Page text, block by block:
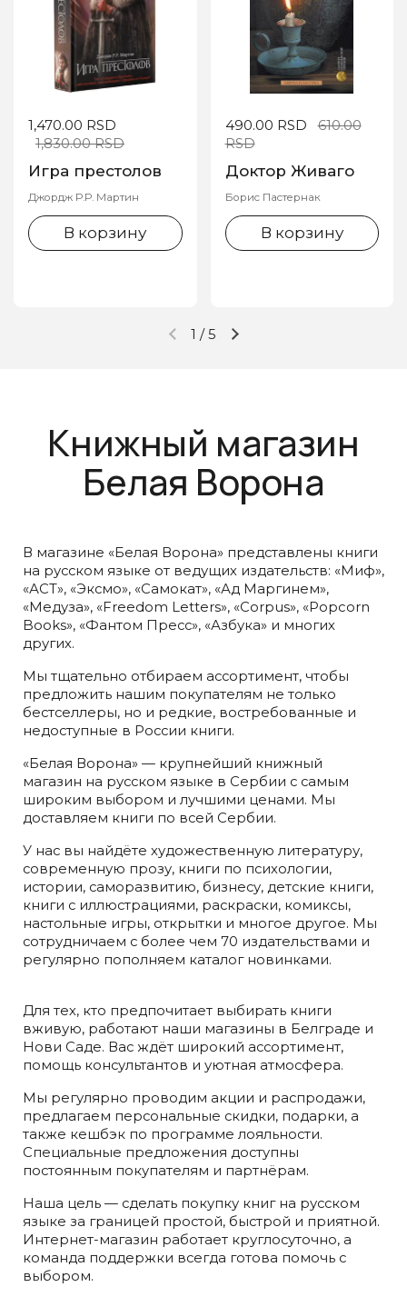
Стандартная цена
1,470.00 RSD Сниженная цена
1,830.00 RSD
Игра престолов
Джордж Р.Р. Мартин
В корзину
Стандартная цена
490.00 RSD Сниженная
610.00
RSD
Доктор Живаго
Борис Пастернак
В корзину
Предыдущий слайд
Следующий слайд
1 /5
Книжный магазин
Белая Ворона
В магазине «Белая Ворона» представлены книги
на русском языке от ведущих издательств: «Миф»,
«АСТ», «Эксмо», «Самокат», «Ад Маргинем»,
«Медуза», «Freedom Letters», «Corpus», «Popcorn
Books», «Фантом Пресс», «Азбука» и многих
других.
Мы тщательно отбираем ассортимент, чтобы
предложить нашим покупателям не только
бестселлеры, но и редкие, востребованные и
недоступные в России книги.
«Белая Ворона» — крупнейший книжный
магазин на русском языке в Сербии с самым
широким выбором и лучшими ценами. Мы
доставляем книги по всей Сербии.
У нас вы найдёте художественную литературу,
современную прозу, книги по психологии,
истории, саморазвитию, бизнесу, детские книги,
книги с иллюстрациями, раскраски, комиксы,
настольные игры, открытки и многое другое. Мы
сотрудничаем с более чем 70 издательствами и
регулярно пополняем каталог новинками.
Для тех, кто предпочитает выбирать книги
вживую, работают наши магазины в Белграде и
Нови Саде. Вас ждёт широкий ассортимент,
помощь консультантов и уютная атмосфера.
Мы регулярно проводим акции и распродажи,
предлагаем персональные скидки, подарки, а
также кешбэк по программе лояльности.
Специальные предложения доступны
постоянным покупателям и партнёрам.
Наша цель — сделать покупку книг на русском
языке за границей простой, быстрой и приятной.
Интернет-магазин работает круглосуточно, а
команда поддержки всегда готова помочь с
выбором.